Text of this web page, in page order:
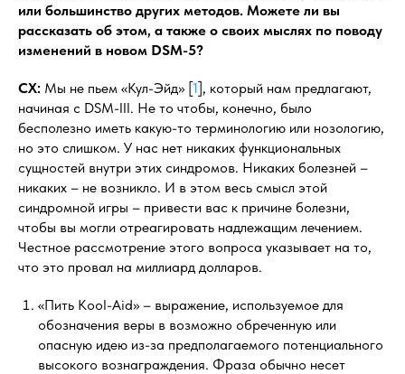
или большинство других методов. Можете ли вы
рассказать об этом, а также о своих мыслях по поводу
изменений в новом DSM-5?
СХ: Мы не пьем «Кул-Эйд» [1], который нам предлагают,
начиная с DSM-III. Не то чтобы, конечно, было
бесполезно иметь какую-то терминологию или нозологию,
но это слишком. У нас нет никаких функциональных
сущностей внутри этих синдромов. Никаких болезней –
никаких – не возникло. И в этом весь смысл этой
синдромной игры – привести вас к причине болезни,
чтобы вы могли отреагировать надлежащим лечением.
Честное рассмотрение этого вопроса указывает на то,
что это провал на миллиард долларов.
«Пить Kool-Aid» – выражение, используемое для
обозначения веры в возможно обреченную или
опасную идею из-за предполагаемого потенциального
высокого вознаграждения. Фраза обычно несет